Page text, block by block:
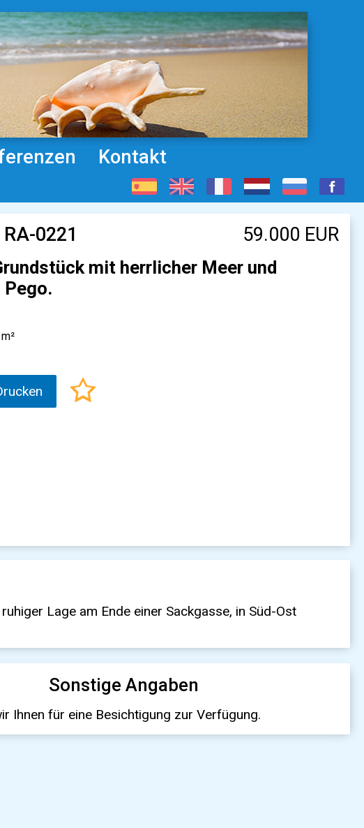
Kontakt
0221 59.000 EUR
mit herrlicher Meer und
Sonstige Angaben
Ihnen für eine Besichtigung zur Verfügung.